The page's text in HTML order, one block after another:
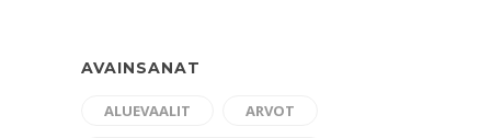
AVAINSANAT
ALUEVAALIT ARVOT